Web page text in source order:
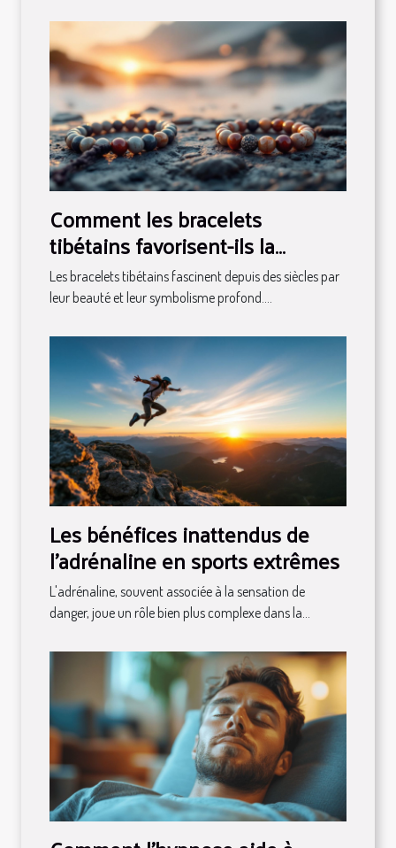
Comment les bracelets
tibétains favorisent-ils la
méditation ?
Les bracelets tibétains fascinent depuis des siècles par
leur beauté et leur symbolisme profond....
Les bénéfices inattendus de
l'adrénaline en sports extrêmes
L'adrénaline, souvent associée à la sensation de
danger, joue un rôle bien plus complexe dans la...